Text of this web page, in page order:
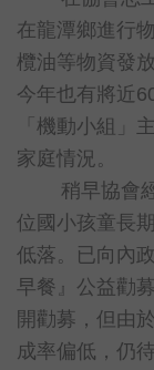
在龍潭鄉進行
欖油等物資發
今年也有將近
「機動小組」
家庭情況。
稍早協會
位國小孩童長
低落。已向內
早餐』公益勸
開勸募，但由
成率偏低，仍